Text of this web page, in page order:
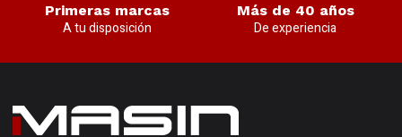
Primeras marcas
A tu disposición
Más de 40 años
De experiencia